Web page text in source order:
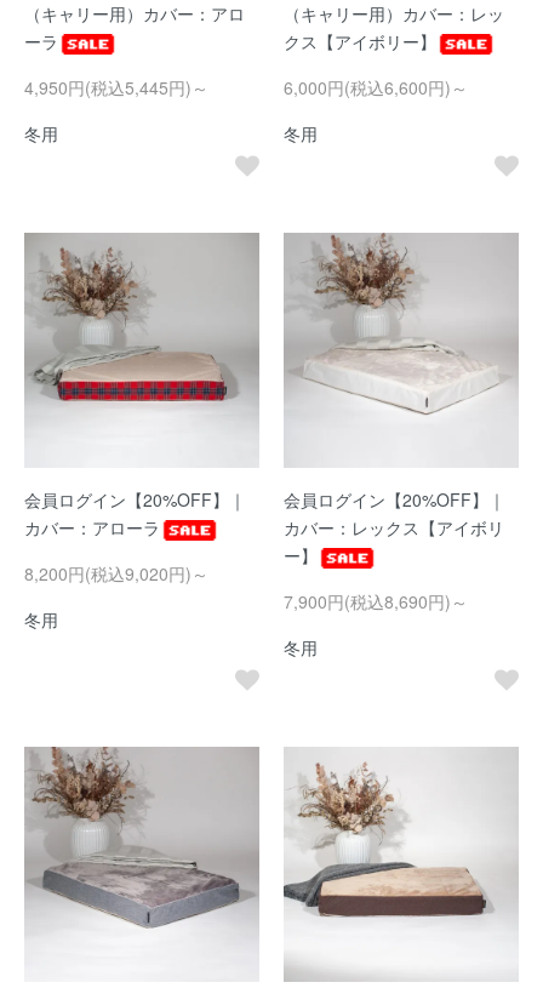
（キャリー用）カバー：アロ
ーラ
4,950円(税込5,445円)～
冬用
（キャリー用）カバー：レッ
クス【アイボリー】
6,000円(税込6,600円)～
冬用
会員ログイン【20%OFF】｜
カバー：アローラ
8,200円(税込9,020円)～
冬用
会員ログイン【20%OFF】｜
カバー：レックス【アイボリ
ー】
7,900円(税込8,690円)～
冬用